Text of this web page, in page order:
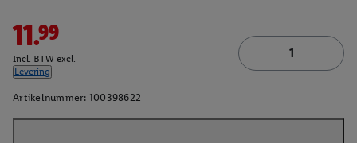
11.99
Incl. BTW excl.
Levering
Artikelnummer: 100398622